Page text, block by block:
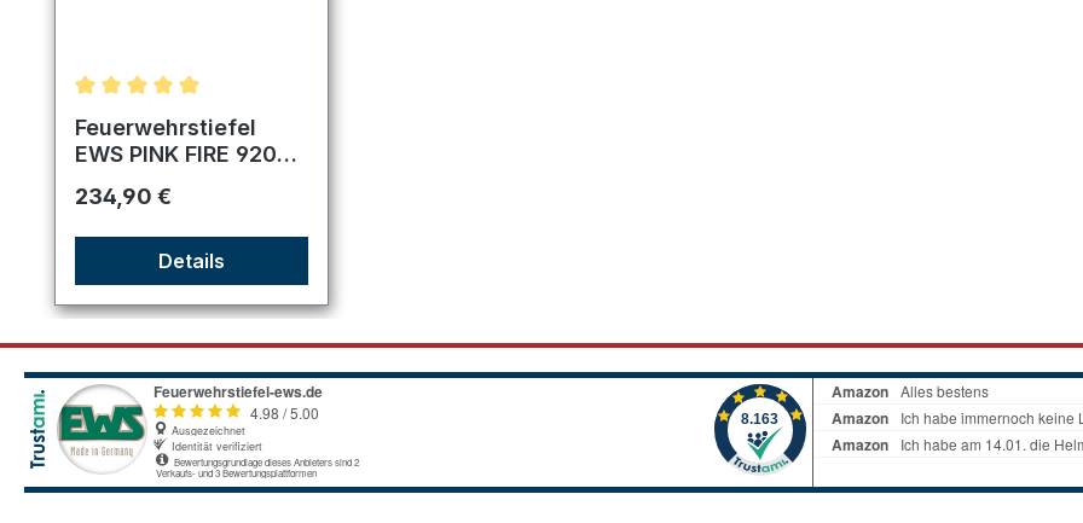
Durchschnittliche Bewertung von 5 von 5 Sternen
Feuerwehrstiefel
EWS PINK FIRE 9205-
Regulärer Preis:
234,90 €
Details